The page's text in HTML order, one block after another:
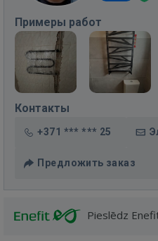
Примеры работ
Контакты
+371 *** *** 25
Предложить заказ
Pieslēdz